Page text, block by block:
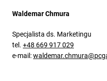
Waldemar Chmura
Specjalista ds. Marketingu
tel. +48 669 917 029
e-mail: